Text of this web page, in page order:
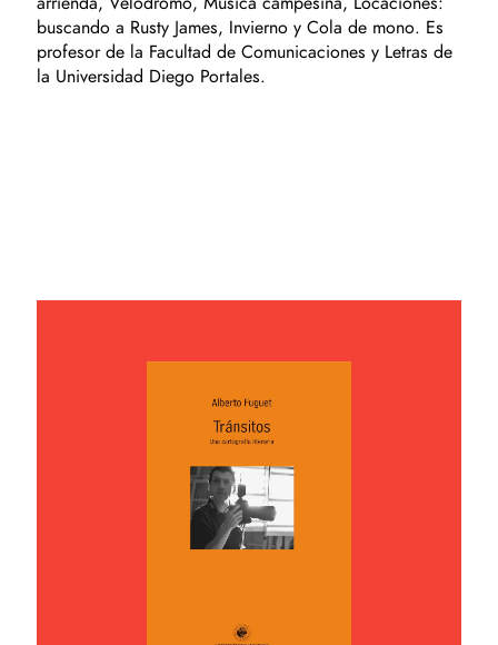
buscando a Rusty James, Invierno y Cola de mono. Es
profesor de la Facultad de Comunicaciones y Letras de
la Universidad Diego Portales.